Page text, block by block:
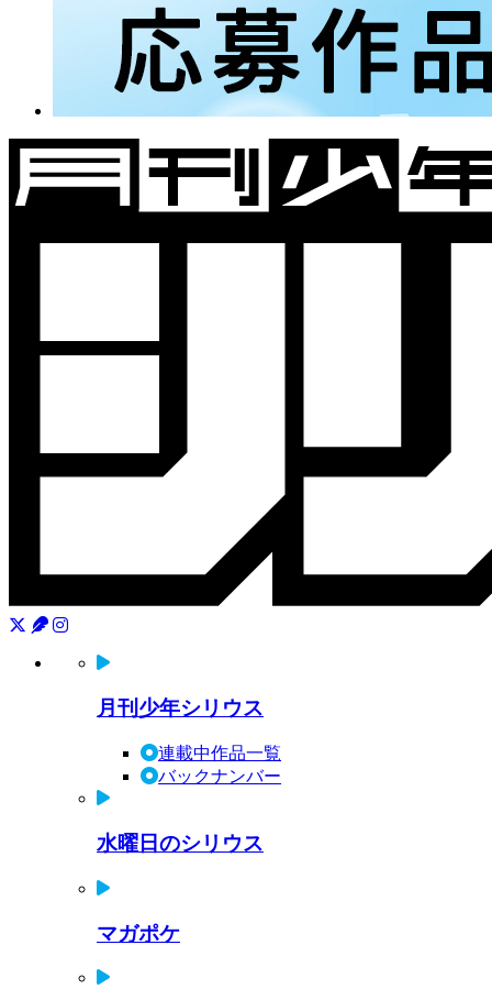
月刊少年シリウス
連載中作品一覧
バックナンバー
水曜日のシリウス
マガポケ